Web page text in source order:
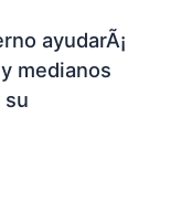
ayudarÃ¡
medianos
su